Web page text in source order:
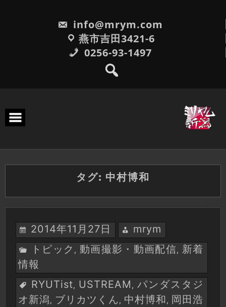
info@mrym.com
燕市吉田3421-6
0256-93-1497
タグ: 中村博和
2014年11月27日
mrym
トピック , 動画撮影・動画配信, 新着
情報
RYUTist, USTREAM , パンダスタジ
オ新潟, ブリカツくん, 中村博和 , 岡田浩